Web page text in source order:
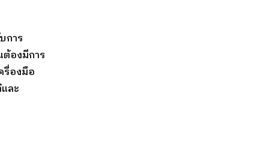
การ
องมีการ
รื่องมือ
ละ